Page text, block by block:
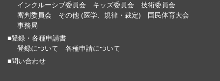
インクルーシブ委員会
キッズ委員会
技術委員会
審判委員会
その他 (医学、規律・裁定)
国民体育大会
事務局
■登録・各種申請書
登録について
各種申請について
■問い合わせ